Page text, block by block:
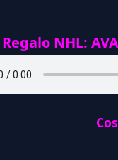
Regalo NHL: